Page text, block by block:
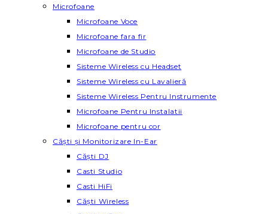
Microfoane
Microfoane Voce
Microfoane fara fir
Microfoane de Studio
Sisteme Wireless cu Headset
Sisteme Wireless cu Lavalieră
Sisteme Wireless Pentru Instrumente
Microfoane Pentru Instalatii
Microfoane pentru cor
Căști și Monitorizare In-Ear
Căști DJ
Casti Studio
Casti HiFi
Căști Wireless